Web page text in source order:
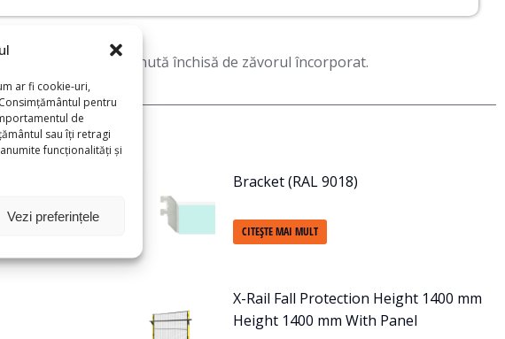
ar fi cookie-uri,
pentru
de
sau îți retragi
funcționalități și
Vezi preferințele
și este menținută închisă de zăvorul încorporat.
Bracket (RAL 9018)
CITEȘTE MAI MULT
X-Rail Fall Protection Height 1400 mm
Height 1400 mm With Panel